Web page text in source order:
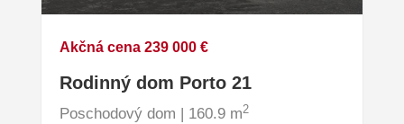
Akčná cena 239 000 €
Rodinný dom Porto 21
Poschodový dom | 160.9 m2